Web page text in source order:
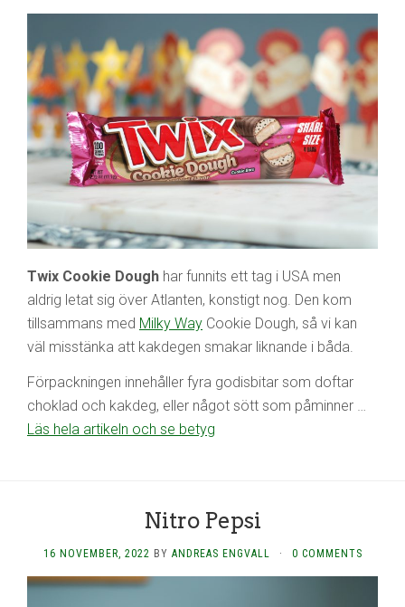
Twix Cookie Dough har funnits ett tag i USA men
aldrig letat sig över Atlanten, konstigt nog. Den kom
tillsammans med Milky Way Cookie Dough, så vi kan
väl misstänka att kakdegen smakar liknande i båda.
Förpackningen innehåller fyra godisbitar som doftar
choklad och kakdeg, eller något sött som påminner …
Läs hela artikeln och se betyg
Nitro Pepsi
16 NOVEMBER, 2022 BY ANDREAS ENGVALL · 0 COMMENTS